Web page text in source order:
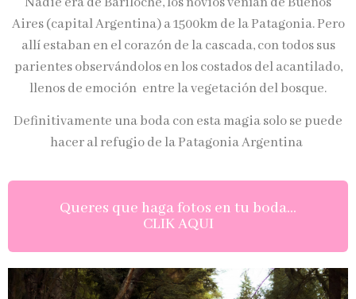
Aires (capital Argentina) a 1500km de la Patagonia. Pero
allí estaban en el corazón de la cascada, con todos sus
parientes observándolos en los costados del acantilado,
llenos de emoción entre la vegetación del bosque.
Definitivamente una boda con esta magia solo se puede
hacer al refugio de la Patagonia Argentina
Queres que haga fotos en tu boda...
CLIK AQUI